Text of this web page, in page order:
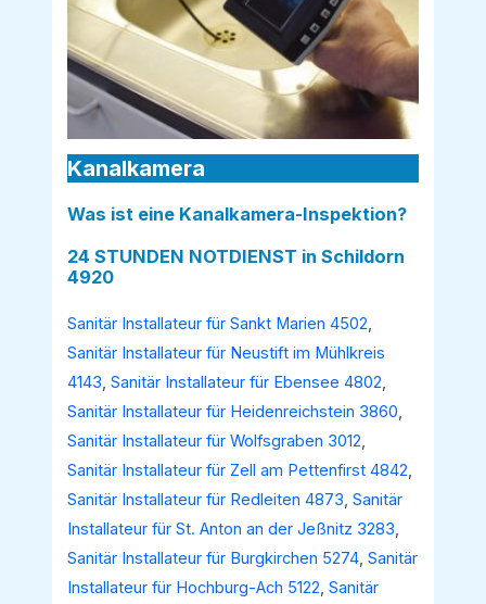
Kanalkamera
Was ist eine Kanalkamera-Inspektion?
24 STUNDEN NOTDIENST in Schildorn
4920
Sanitär Installateur für Sankt Marien 4502,
Sanitär Installateur für Neustift im Mühlkreis
4143,Sanitär Installateur für Ebensee 4802,
Sanitär Installateur für Heidenreichstein 3860,
Sanitär Installateur für Wolfsgraben 3012,
Sanitär Installateur für Zell am Pettenfirst 4842,
Sanitär Installateur für Redleiten 4873,Sanitär
Installateur für St. Anton an der Jeßnitz 3283,
Sanitär Installateur für Burgkirchen 5274,Sanitär
Installateur für Hochburg-Ach 5122,Sanitär